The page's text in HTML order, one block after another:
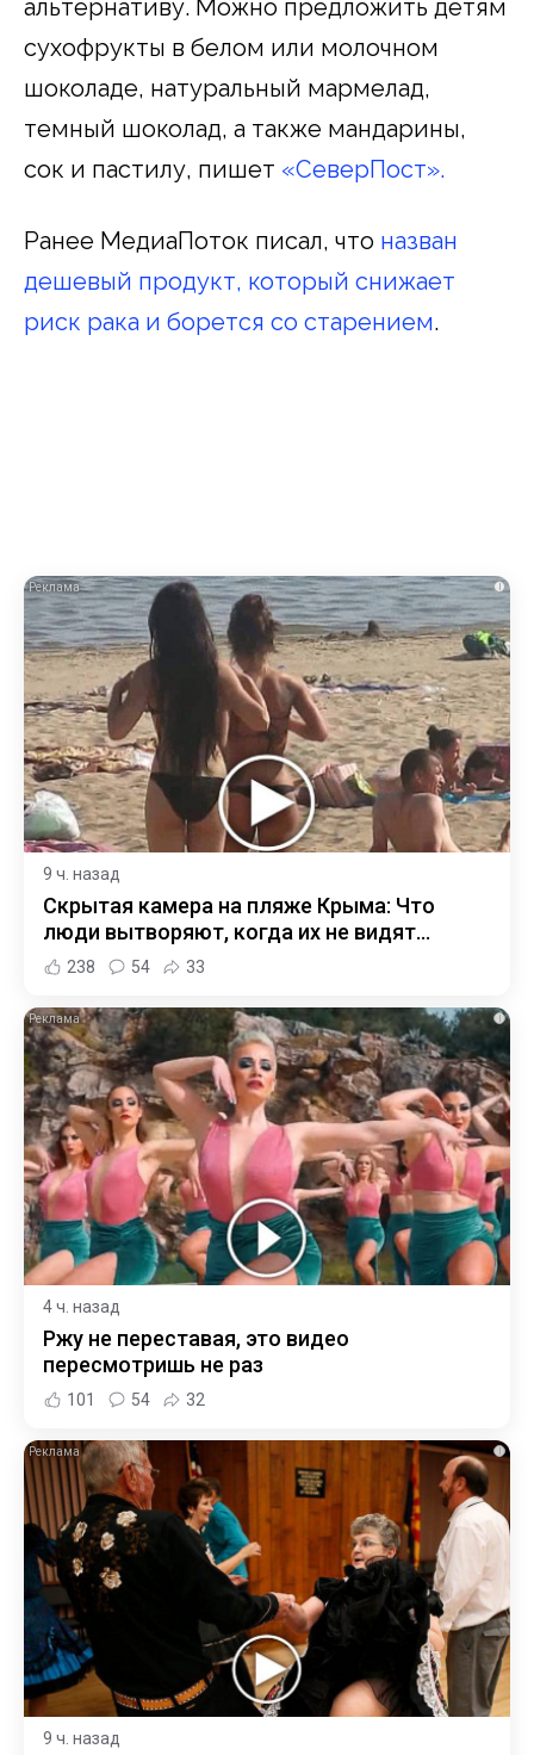
альтернативу. Можно предложить детям
сухофрукты в белом или молочном
шоколаде, натуральный мармелад,
темный шоколад, а также мандарины,
сок и пастилу, пишет «СеверПост».
Ранее МедиаПоток писал, что назван
дешевый продукт, который снижает
риск рака и борется со старением.
i
9 ч. назад
Скрытая камера на пляже Крыма: Что
люди вытворяют, когда их не видят...
238 54 33
i
4 ч. назад
Ржу не переставая, это видео
пересмотришь не раз
101 54 32
i
9 ч. назад